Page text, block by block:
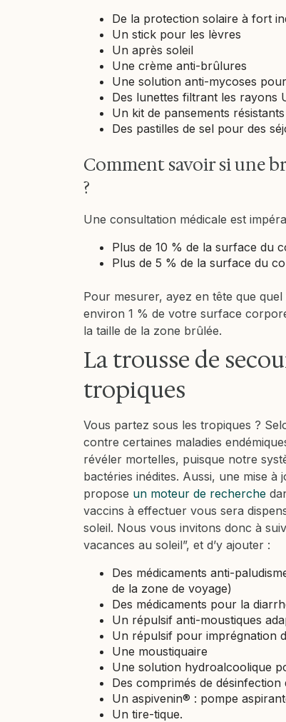
De la protection solaire à fort
Un stick pour les lèvres
Un après soleil
Une crème anti-brûlures
Une solution anti-mycoses
Des lunettes filtrant les rayons
Un kit de pansements résistants
Des pastilles de sel pour des
Comment savoir si une
?
Une consultation médicale est
Plus de 10 % de la surface du
Plus de 5 % de la surface du
Pour mesurer, ayez en tête que
environ 1 % de votre surface
la taille de la zone brûlée.
La trousse de
tropiques
Vous partez sous les tropiques ?
contre certaines maladies
révéler mortelles, puisque notre
bactéries inédites. Aussi, une mise
propose un moteur de recherche
vaccins à effectuer vous sera
soleil. Nous vous invitons donc à
vacances au soleil”, et d’y ajouter :
Des médicaments anti-
de la zone de voyage)
Des médicaments pour la
Un répulsif anti-moustiques
Un répulsif pour imprégnation
Une moustiquaire
Une solution hydroalcoolique
Des comprimés de désinfection
Un aspivenin® : pompe
Un tire-tique.